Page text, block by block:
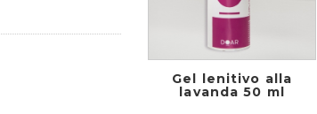
Gel lenitivo alla
lavanda 50 ml